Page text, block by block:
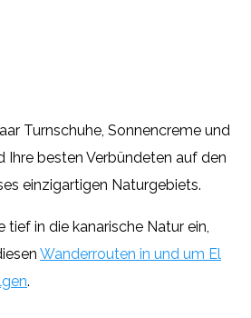
Turnschuhe, Sonnencreme und
Ihre besten Verbündeten auf den
einzigartigen Naturgebiets.
tief in die kanarische Natur ein,
Wanderrouten in und um El
.